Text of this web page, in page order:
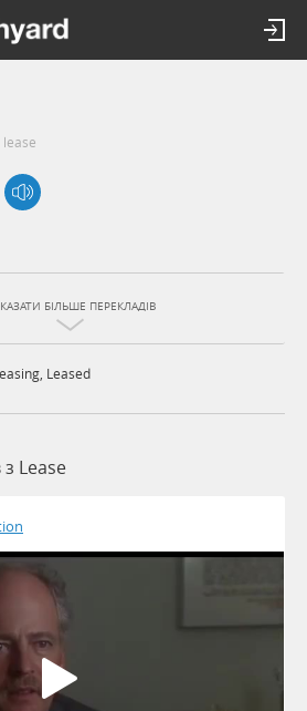
lease
БІЛЬШЕ ПЕРЕКЛАДІВ
, Leased
Lease